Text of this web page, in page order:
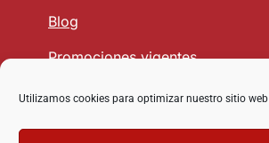
Utilizamos cookies para optimizar nuestro sitio
Blog
Promociones vigentes
Seguridad y Confianza